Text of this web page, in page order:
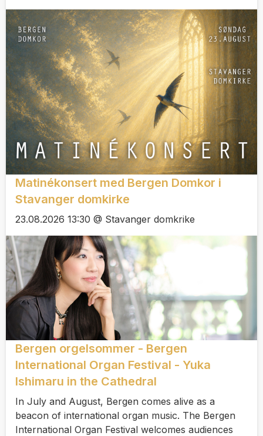
Matinékonsert med Bergen Domkor i
Stavanger domkirke
23.08.2026 13:30 @ Stavanger domkrike
Bergen orgelsommer - Bergen
International Organ Festival - Yuka
Ishimaru in the Cathedral
In July and August, Bergen comes alive as a
beacon of international organ music. The Bergen
International Organ Festival welcomes audiences